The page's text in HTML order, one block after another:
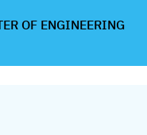
OF ENGINEERING